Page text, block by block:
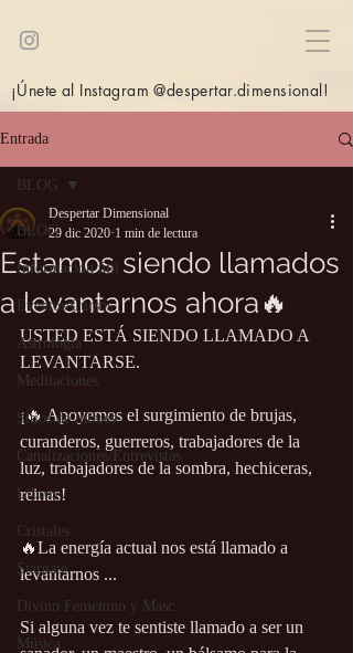
¡Únete al Instagram @despertar.dimensional!
Entrada
BLOG
Información útil
Eventos/Cursos
Astrología
Meditaciones
Sitios de interés
Canalizaciones/Entrevistas
Libros
Cristales
Stargate
Divino Femenino y Masc.
Música
BLOG
Estamos siendo llamados
a levantarnos ahora🔥
Despertar Dimensional
29 dic 2020 1 min de lectura
USTED ESTÁ SIENDO LLAMADO A
LEVANTARSE.
¡🔥 Apoyemos el surgimiento de brujas,
curanderos, guerreros, trabajadores de la
luz, trabajadores de la sombra, hechiceras,
reinas!
🔥La energía actual nos está llamado a
levantarnos ...
Si alguna vez te sentiste llamado a ser un